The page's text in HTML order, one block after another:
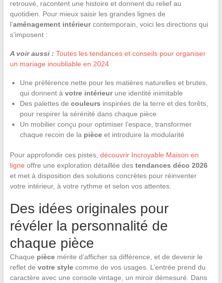
retrouvé, racontent une histoire et donnent du relief au
quotidien. Pour mieux saisir les grandes lignes de
l’aménagement intérieurcontemporain, voici les directions qui
s’imposent :
A voir aussi : Toutes les tendances et conseils pour organiser
un mariage inoubliable en 2024
Une préférence nette pour les matières naturelles et brutes,
qui donnent à votre intérieurune identité inimitable
Des palettes de couleurs inspirées de la terre et des forêts,
pour respirer la sérénité dans chaque pièce
Un mobilier conçu pour optimiser l’espace, transformer
chaque recoin de la pièceet introduire la modularité
Pour approfondir ces pistes, découvrir Incroyable Maison en
ligne offre une exploration détaillée des tendances déco 2026
et met à disposition des solutions concrètes pour réinventer
votre intérieur, à votre rythme et selon vos attentes.
Des idées originales pour
révéler la personnalité de
chaque pièce
Chaque piècemérite d’afficher sa différence, et de devenir le
reflet de votre stylecomme de vos usages. L’entrée prend du
caractère avec une console vintage, un miroir démesuré. Dans